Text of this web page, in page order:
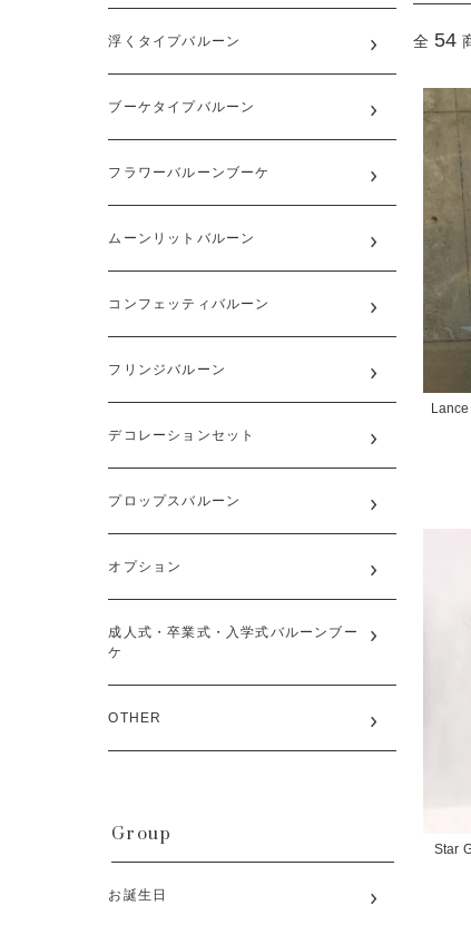
全 54
Star
浮くタイプバルーン
ブーケタイプバルーン
フラワーバルーンブーケ
ムーンリットバルーン
コンフェッティバルーン
フリンジバルーン
デコレーションセット
プロップスバルーン
オプション
成人式・卒業式・入学式バルーンブー
ケ
OTHER
Group
お誕生日